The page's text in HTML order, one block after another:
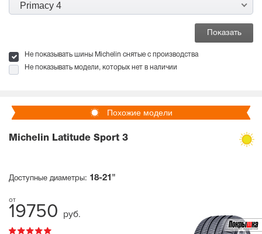
Primacy 4
Не показывать шины Michelin снятые с производства
Не показывать модели, которых нет в наличии
Похожие модели
Michelin Latitude Sport 3
Доступные диаметры: 18-21"
19750 руб.